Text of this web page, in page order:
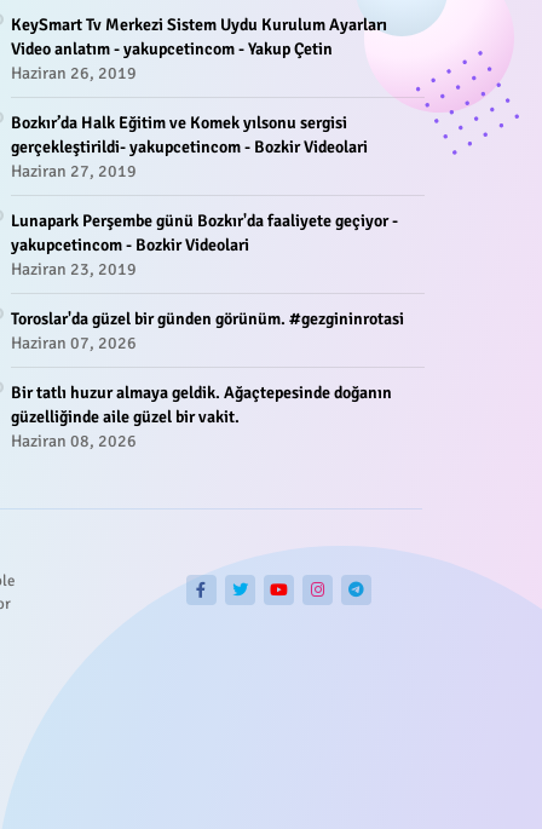
KeySmart Tv Merkezi Sistem Uydu Kurulum Ayarları
Video anlatım - yakupcetincom - Yakup Çetin
Haziran 26, 2019
Bozkır’da Halk Eğitim ve Komek yılsonu sergisi
gerçekleştirildi- yakupcetincom - Bozkir Videolari
Haziran 27, 2019
Lunapark Perşembe günü Bozkır'da faaliyete geçiyor -
yakupcetincom - Bozkir Videolari
Haziran 23, 2019
Toroslar'da güzel bir günden görünüm. #gezgininrotasi
Haziran 07, 2026
Bir tatlı huzur almaya geldik. Ağaçtepesinde doğanın
güzelliğinde aile güzel bir vakit.
Haziran 08, 2026